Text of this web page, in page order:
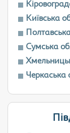
Київська
Сумська
Черкаська